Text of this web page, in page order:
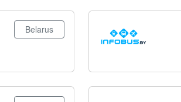
Belarus